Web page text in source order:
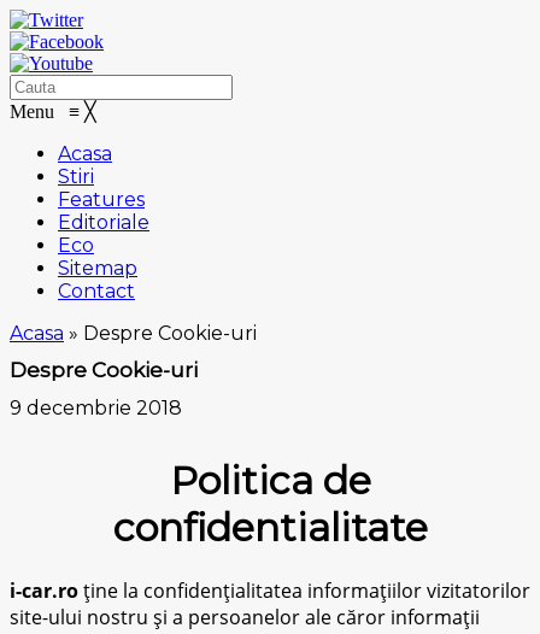
Menu ≡ ╳
Acasa
Stiri
Features
Editoriale
Eco
Sitemap
Contact
Acasa » Despre Cookie-uri
Despre Cookie-uri
9 decembrie 2018
Politica de
confidentialitate
i-car.roține la confidențialitatea informațiilor vizitatorilor
site-ului nostru și a persoanelor ale căror informații